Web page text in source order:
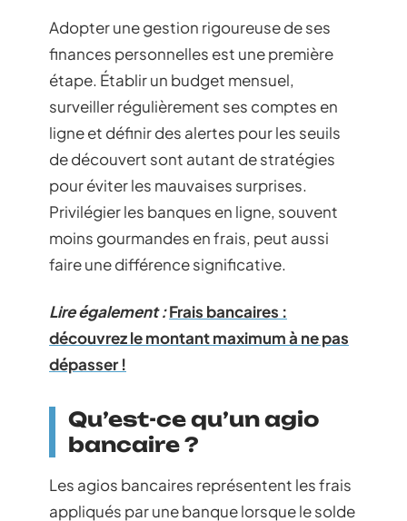
Adopter une gestion rigoureuse de ses
finances personnelles est une première
étape. Établir un budget mensuel,
surveiller régulièrement ses comptes en
ligne et définir des alertes pour les seuils
de découvert sont autant de stratégies
pour éviter les mauvaises surprises.
Privilégier les banques en ligne, souvent
moins gourmandes en frais, peut aussi
faire une différence significative.
Lire également :Frais bancaires :
découvrez le montant maximum à ne pas
dépasser !
Qu’est-ce qu’un agio
bancaire ?
Les agios bancaires représentent les frais
appliqués par une banque lorsque le solde